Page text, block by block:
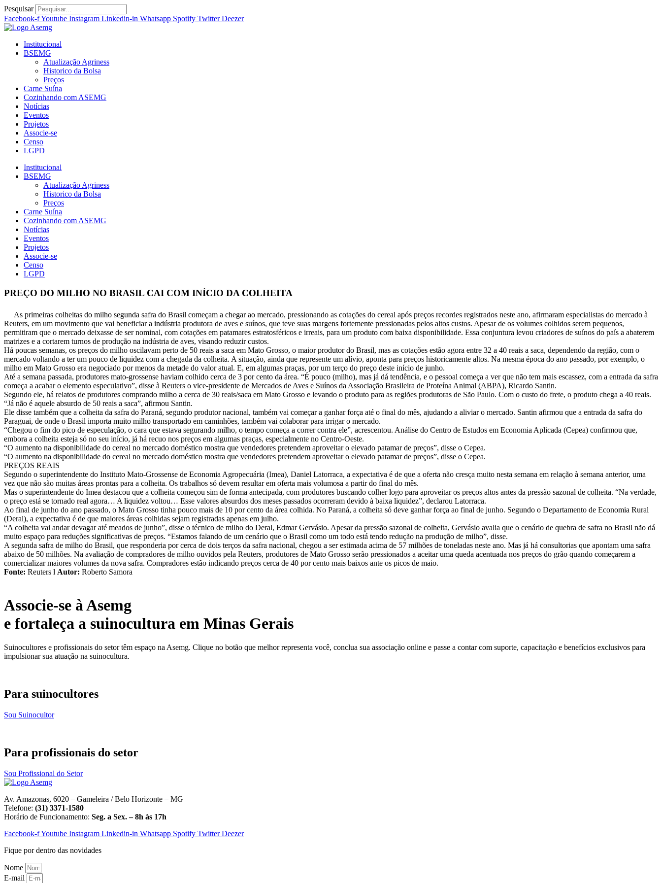
Ir
para
o
conteúdo
Pesquisar
Facebook-fYoutube Instagram Linkedin-in Whatsapp Spotify Twitter Deezer
Institucional
BSEMG
Atualização Agriness
Historico da Bolsa
Preços
Carne Suína
Cozinhando com ASEMG
Notícias
Eventos
Projetos
Associe-se
Censo
LGPD
Institucional
BSEMG
Atualização Agriness
Historico da Bolsa
Preços
Carne Suína
Cozinhando com ASEMG
Notícias
Eventos
Projetos
Associe-se
Censo
LGPD
PREÇO DO MILHO NO BRASIL CAI COM INÍCIO DA COLHEITA
As primeiras colheitas do milho segunda safra do Brasil começam a chegar ao mercado, pressionando as cotações do cereal após preços recordes registrados neste ano, afirmaram especialistas do mercado à
Reuters, em um movimento que vai beneficiar a indústria produtora de aves e suínos, que teve suas margens fortemente pressionadas pelos altos custos. Apesar de os volumes colhidos serem pequenos,
permitiram que o mercado deixasse de ser nominal, com cotações em patamares estratosféricos e irreais, para um produto com baixa disponibilidade. Essa conjuntura levou criadores de suínos do país a abaterem
matrizes e a cortarem turnos de produção na indústria de aves, visando reduzir custos.
Há poucas semanas, os preços do milho oscilavam perto de 50 reais a saca em Mato Grosso, o maior produtor do Brasil, mas as cotações estão agora entre 32 a 40 reais a saca, dependendo da região, com o
mercado voltando a ter um pouco de liquidez com a chegada da colheita. A situação, ainda que represente um alívio, aponta para preços historicamente altos. Na mesma época do ano passado, por exemplo, o
milho em Mato Grosso era negociado por menos da metade do valor atual. E, em algumas praças, por um terço do preço deste início de junho.
Até a semana passada, produtores mato-grossense haviam colhido cerca de 3 por cento da área. “É pouco (milho), mas já dá tendência, e o pessoal começa a ver que não tem mais escassez, com a entrada da safra
começa a acabar o elemento especulativo”, disse à Reuters o vice-presidente de Mercados de Aves e Suínos da Associação Brasileira de Proteína Animal (ABPA), Ricardo Santin.
Segundo ele, há relatos de produtores comprando milho a cerca de 30 reais/saca em Mato Grosso e levando o produto para as regiões produtoras de São Paulo. Com o custo do frete, o produto chega a 40 reais.
“Já não é aquele absurdo de 50 reais a saca”, afirmou Santin.
Ele disse também que a colheita da safra do Paraná, segundo produtor nacional, também vai começar a ganhar força até o final do mês, ajudando a aliviar o mercado. Santin afirmou que a entrada da safra do
Paraguai, de onde o Brasil importa muito milho transportado em caminhões, também vai colaborar para irrigar o mercado.
“Chegou o fim do pico de especulação, o cara que estava segurando milho, o tempo começa a correr contra ele”, acrescentou. Análise do Centro de Estudos em Economia Aplicada (Cepea) confirmou que,
embora a colheita esteja só no seu início, já há recuo nos preços em algumas praças, especialmente no Centro-Oeste.
“O aumento na disponibilidade do cereal no mercado doméstico mostra que vendedores pretendem aproveitar o elevado patamar de preços”, disse o Cepea.
“O aumento na disponibilidade do cereal no mercado doméstico mostra que vendedores pretendem aproveitar o elevado patamar de preços”, disse o Cepea.
PREÇOS REAIS
Segundo o superintendente do Instituto Mato-Grossense de Economia Agropecuária (Imea), Daniel Latorraca, a expectativa é de que a oferta não cresça muito nesta semana em relação à semana anterior, uma
vez que não são muitas áreas prontas para a colheita. Os trabalhos só devem resultar em oferta mais volumosa a partir do final do mês.
Mas o superintendente do Imea destacou que a colheita começou sim de forma antecipada, com produtores buscando colher logo para aproveitar os preços altos antes da pressão sazonal de colheita. “Na verdade,
o preço está se tornado real agora… A liquidez voltou… Esse valores absurdos dos meses passados ocorreram devido à baixa liquidez”, declarou Latorraca.
Ao final de junho do ano passado, o Mato Grosso tinha pouco mais de 10 por cento da área colhida. No Paraná, a colheita só deve ganhar força ao final de junho. Segundo o Departamento de Economia Rural
(Deral), a expectativa é de que maiores áreas colhidas sejam registradas apenas em julho.
“A colheita vai andar devagar até meados de junho”, disse o técnico de milho do Deral, Edmar Gervásio. Apesar da pressão sazonal de colheita, Gervásio avalia que o cenário de quebra de safra no Brasil não dá
muito espaço para reduções significativas de preços. “Estamos falando de um cenário que o Brasil como um todo está tendo redução na produção de milho”, disse.
A segunda safra de milho do Brasil, que responderia por cerca de dois terços da safra nacional, chegou a ser estimada acima de 57 milhões de toneladas neste ano. Mas já há consultorias que apontam uma safra
abaixo de 50 milhões. Na avaliação de compradores de milho ouvidos pela Reuters, produtores de Mato Grosso serão pressionados a aceitar uma queda acentuada nos preços do grão quando começarem a
comercializar maiores volumes da nova safra. Compradores estão indicando preços cerca de 40 por cento mais baixos ante os picos de maio.
Fonte: Reuters l Autor: Roberto Samora
Associe-se à Asemg
e fortaleça a suinocultura em Minas Gerais
Suinocultores e profissionais do setor têm espaço na Asemg. Clique no botão que melhor representa você, conclua sua associação online e passe a contar com suporte, capacitação e benefícios exclusivos para
impulsionar sua atuação na suinocultura.
Para suinocultores
Sou Suinocultor
Para profissionais do setor
Sou Profissional do Setor
Av. Amazonas, 6020 – Gameleira / Belo Horizonte – MG
Telefone: (31) 3371-1580
Horário de Funcionamento: Seg. a Sex. – 8h às 17h
Facebook-fYoutube Instagram Linkedin-in Whatsapp Spotify Twitter Deezer
Fique por dentro das novidades
Nome
E-mail